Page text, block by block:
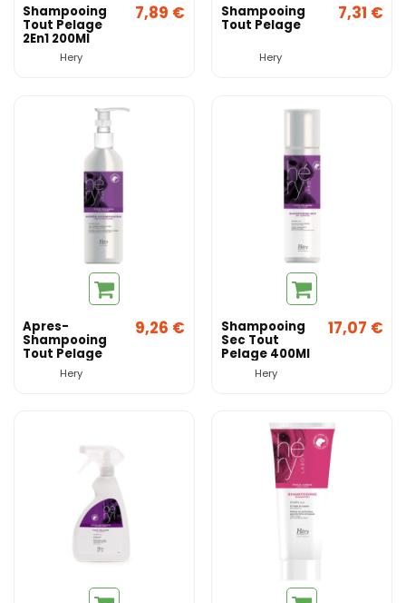
Shampooing
Tout Pelage
2En1 200Ml
Hery
7,89 € Shampooing
Tout Pelage
Hery
7,31 €
Apres-
Shampooing
Tout Pelage
Hery
9,26 € Shampooing
Sec Tout
Pelage 400Ml
Hery
17,07 €